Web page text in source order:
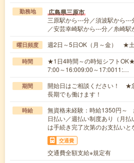
勤務地 広島県三原市
三原駅から---分／須波駅から
／安芸幸崎駅から---分／糸崎駅
曜日頻度 週2日～5日OK（月～金） ★
時間
★1日4時間～の時短シフト
7:00～16:009:00～17:0011:…
期間
開始日はご相談ください！ ★
長期でも働けます！
時給
無資格未経験：時給1350円
日払い／週払い制度あり（月
は手続き完了次第のお支払いと
交通費
交通費全額支給※規定有